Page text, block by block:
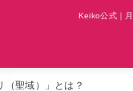
Keiko公式｜
（聖域）」とは？